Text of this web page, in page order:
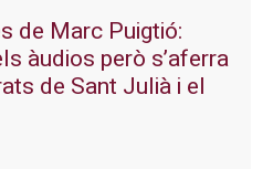
de Marc Puigtió:
àudios però s’aferra
de Sant Julià i el